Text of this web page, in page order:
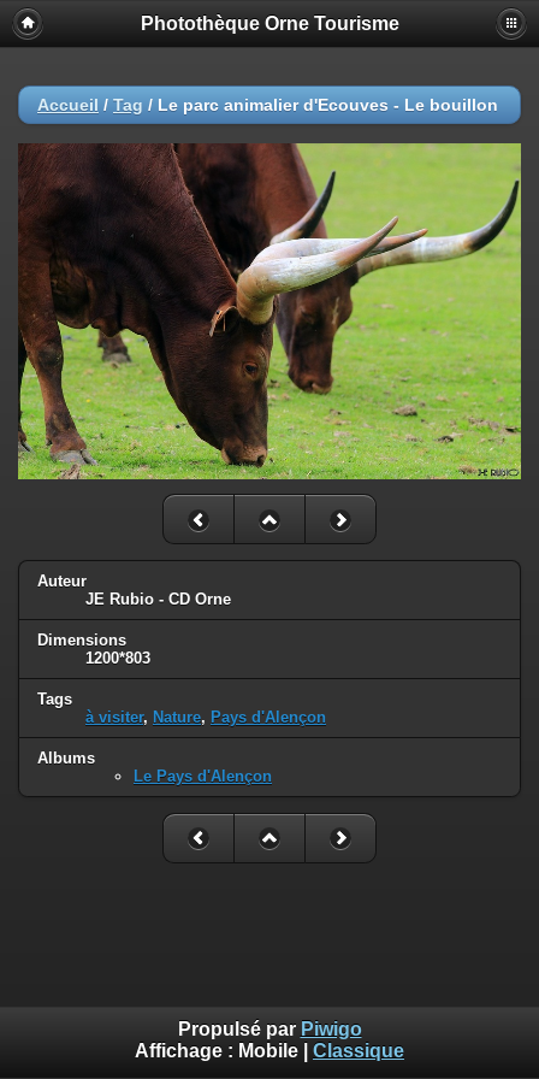
Photothèque Orne Tourisme
Accueil / Tag / Le parc animalier d'Ecouves - Le bouillon
Auteur
JE Rubio - CD Orne
Dimensions
1200*803
Tags
à visiter, Nature, Pays d'Alençon
Albums
Le Pays d'Alençon
Propulsé par Piwigo
Affichage : Mobile Classique